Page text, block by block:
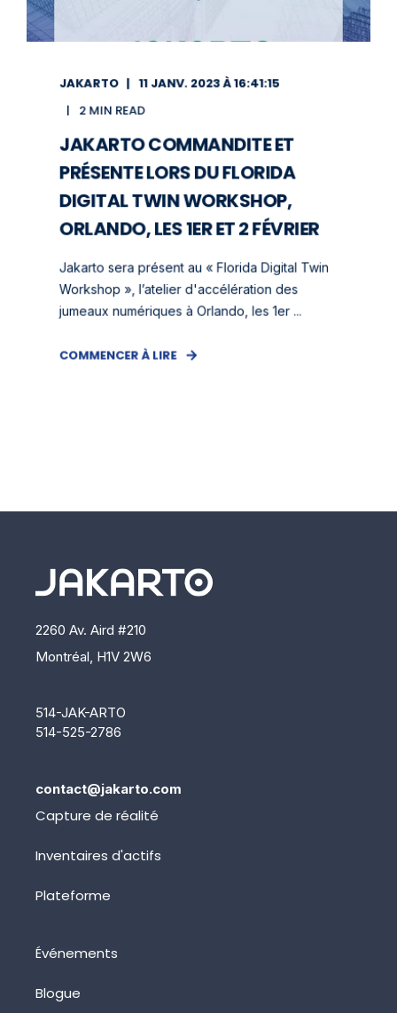
JAKARTO
11 JANV. 2023 À 16:41:15
2 MIN READ
JAKARTO COMMANDITE ET
PRÉSENTE LORS DU FLORIDA
DIGITAL TWIN WORKSHOP,
ORLANDO, LES 1ER ET 2 FÉVRIER
Jakarto sera présent au « Florida Digital Twin
Workshop », l’atelier d'accélération des
jumeaux numériques à Orlando, les 1er ...
COMMENCER À LIRE
2260 Av. Aird #210
Montréal, H1V 2W6
514-JAK-ARTO
514-525-2786
contact@jakarto.com
Capture de réalité
Inventaires d'actifs
Plateforme
Événements
Blogue